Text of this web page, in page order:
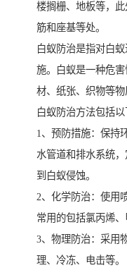
楼搁栅、地板等，
筋和座基等处。
白蚁防治是指对白
施。白蚁是一种危
材、纸张、织物等
白蚁防治方法包括以
1、预防措施：保持
水管道和排水系统
到白蚁侵蚀。
2、化学防治：使用
常用的包括氯丙烯、
3、物理防治：采用
理、冷冻、电击等。